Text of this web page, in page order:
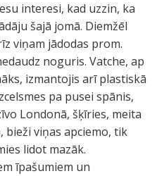
interesi, kad uzzin, ka
šajā jomā. Diemžēl
viņam jādodas prom.
noguris. Vatche, ap
izmantojis arī plastiskā
pa pusei spānis,
Londonā, šķīries, meita
bieži viņas apciemo, tik
lidot mazāk.
īpašumiem un